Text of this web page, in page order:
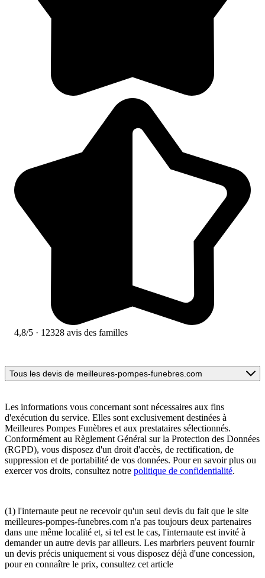
4,8/5 · 12328 avis des familles
Tous les devis de meilleures-pompes-funebres.com
Les informations vous concernant sont nécessaires aux fins
d'exécution du service. Elles sont exclusivement destinées à
Meilleures Pompes Funèbres et aux prestataires sélectionnés.
Conformément au Règlement Général sur la Protection des Données
(RGPD), vous disposez d'un droit d'accès, de rectification, de
suppression et de portabilité de vos données. Pour en savoir plus ou
exercer vos droits, consultez notre politique de confidentialité.
(1) l'internaute peut ne recevoir qu'un seul devis du fait que le site
meilleures-pompes-funebres.com n'a pas toujours deux partenaires
dans une même localité et, si tel est le cas, l'internaute est invité à
demander un autre devis par ailleurs. Les marbriers peuvent fournir
un devis précis uniquement si vous disposez déjà d'une concession,
pour en connaître le prix, consultez cet article